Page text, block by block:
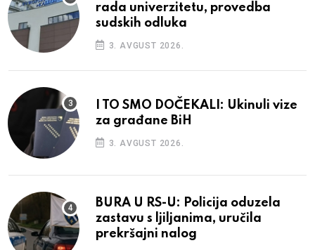
rada univerzitetu, provedba
sudskih odluka
3. AVGUST 2026.
I TO SMO DOČEKALI: Ukinuli vize
za građane BiH
3. AVGUST 2026.
BURA U RS-U: Policija oduzela
zastavu s ljiljanima, uručila
prekršajni nalog